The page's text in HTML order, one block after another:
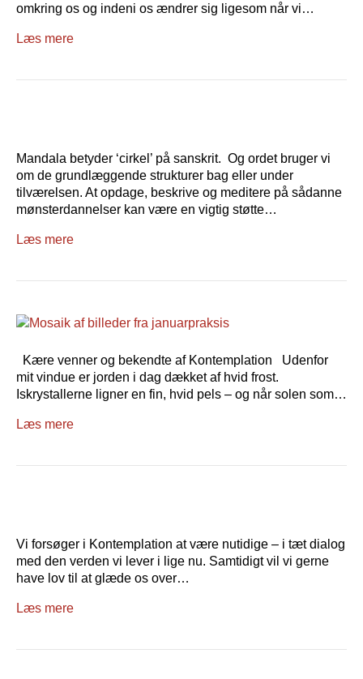
omkring os og indeni os ændrer sig ligesom når vi…
Læs mere
Mandala betyder ‘cirkel’ på sanskrit. Og ordet bruger vi
om de grundlæggende strukturer bag eller under
tilværelsen. At opdage, beskrive og meditere på sådanne
mønsterdannelser kan være en vigtig støtte…
Læs mere
Kære venner og bekendte af Kontemplation Udenfor
mit vindue er jorden i dag dækket af hvid frost.
Iskrystallerne ligner en fin, hvid pels – og når solen som…
Læs mere
Vi forsøger i Kontemplation at være nutidige – i tæt dialog
med den verden vi lever i lige nu. Samtidigt vil vi gerne
have lov til at glæde os over…
Læs mere